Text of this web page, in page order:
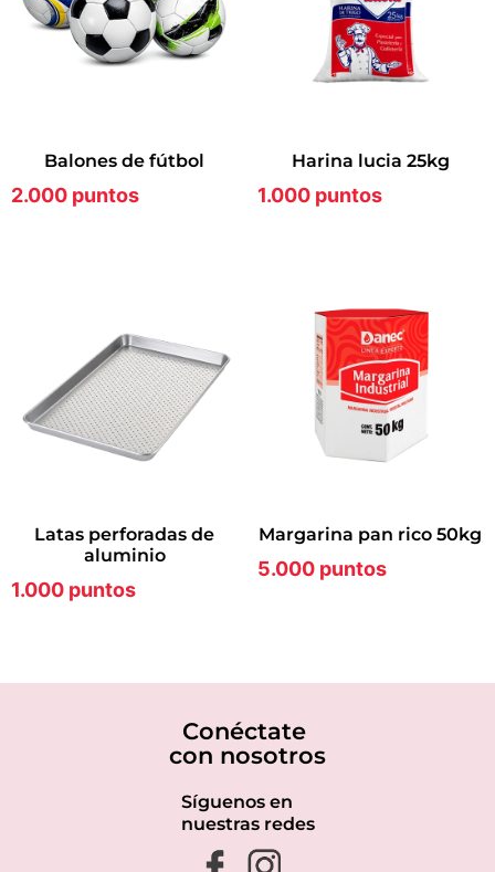
balones de fútbol
2.000 puntos
harina lucia 25kg
1.000 puntos
latas perforadas de
aluminio
1.000 puntos
margarina pan rico 50kg
5.000 puntos
Conéctate
con nosotros
Síguenos en
nuestras redes